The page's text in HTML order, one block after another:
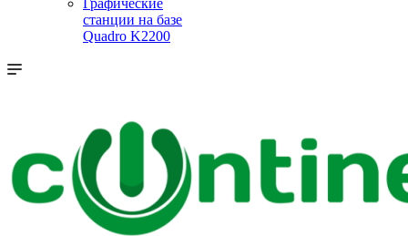
Графические
станции на базе
Quadro K2200